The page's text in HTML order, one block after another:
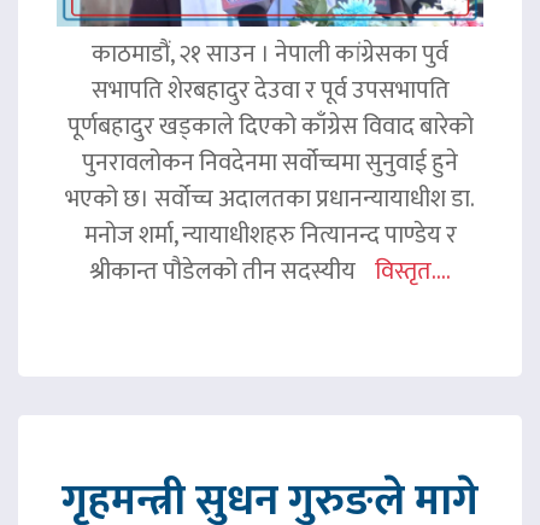
काठमाडौं, २१ साउन । नेपाली कांग्रेसका पुर्व
सभापति शेरबहादुर देउवा र पूर्व उपसभापति
पूर्णबहादुर खड्काले दिएको काँग्रेस विवाद बारेको
पुनरावलोकन निवदेनमा सर्वोच्चमा सुनुवाई हुने
भएको छ। सर्वोच्च अदालतका प्रधानन्यायाधीश डा.
मनोज शर्मा, न्यायाधीशहरु नित्यानन्द पाण्डेय र
श्रीकान्त पौडेलको तीन सदस्यीय विस्तृत....
गृहमन्त्री सुधन गुरुङले मागे